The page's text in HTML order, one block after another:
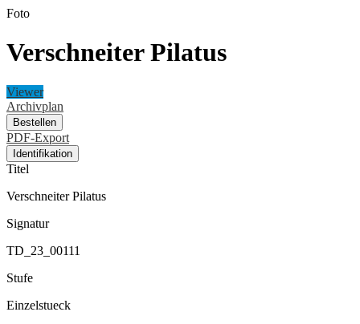
Foto
Verschneiter Pilatus
Viewer
Archivplan
Bestellen
PDF-Export
Identifikation
Titel
Verschneiter Pilatus
Signatur
TD_23_00111
Stufe
Einzelstueck